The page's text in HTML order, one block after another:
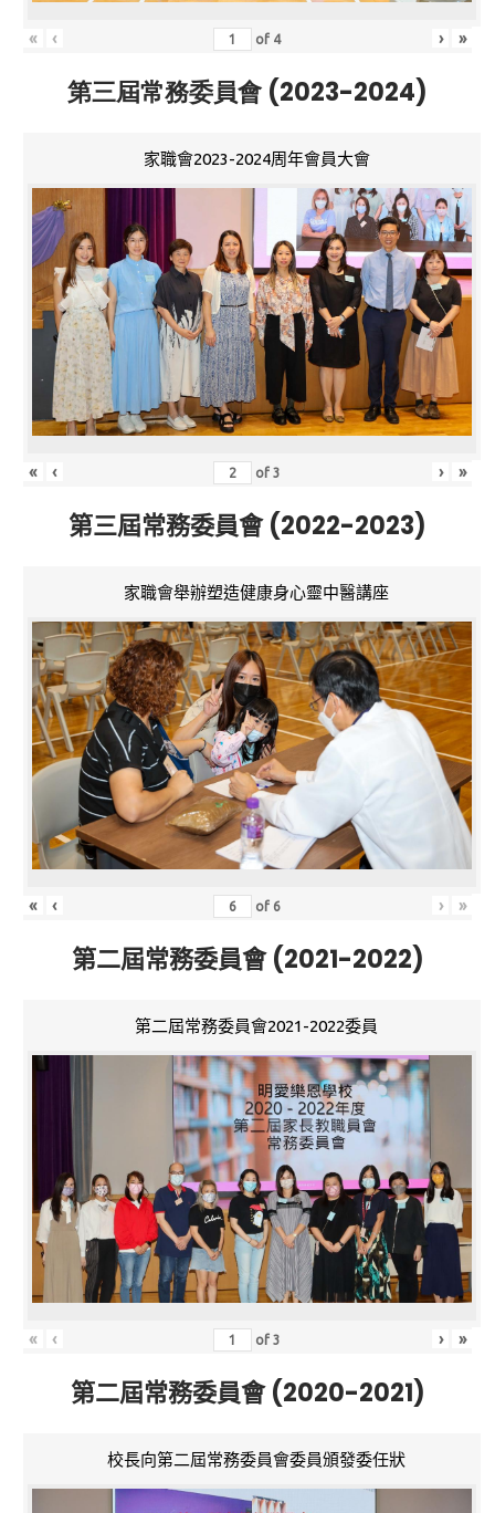
« ‹ of 4 › »
第三屆常務委員會 (2023-2024)
家職會2023-2024周年會員大會
« ‹ of3 › »
第三屆常務委員會 (2022-2023)
家職會舉辦塑造健康身心靈中醫講座
« ‹ of 6 › »
第二屆常務委員會 (2021-2022)
第二屆常務委員會2021-2022委員
« ‹ of3 › »
第二屆常務委員會 (2020-2021)
校長向第二屆常務委員會委員頒發委任狀